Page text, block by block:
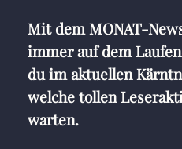
Mit dem MONAT-
immer auf dem
du im aktuellen
welche tollen
warten.